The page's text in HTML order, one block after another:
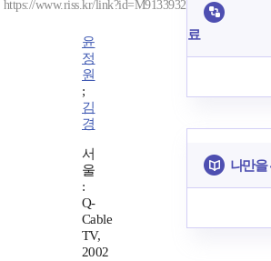
https://www.riss.kr/link?id=M9133932
윤
정
원
;
김
경
서
울
:
Q-
Cable
TV,
2002
료
나만을